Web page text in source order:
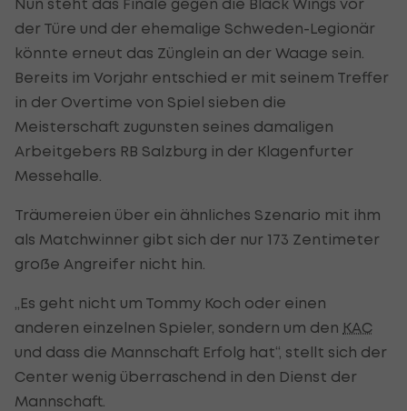
der Türe und der ehemalige Schweden-Legionär
könnte erneut das Zünglein an der Waage sein.
Bereits im Vorjahr entschied er mit seinem Treffer
in der Overtime von Spiel sieben die
Meisterschaft zugunsten seines damaligen
Arbeitgebers RB Salzburg in der Klagenfurter
Messehalle.
Träumereien über ein ähnliches Szenario mit ihm
als Matchwinner gibt sich der nur 173 Zentimeter
große Angreifer nicht hin.
„Es geht nicht um Tommy Koch oder einen
anderen einzelnen Spieler, sondern um den KAC
und dass die Mannschaft Erfolg hat“, stellt sich der
Center wenig überraschend in den Dienst der
Mannschaft.